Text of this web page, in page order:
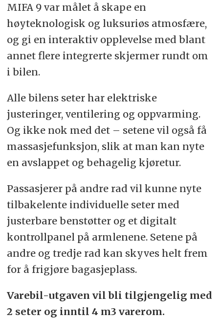
MIFA 9 var målet å skape en
høyteknologisk og luksuriøs atmosfære,
og gi en interaktiv opplevelse med blant
annet flere integrerte skjermer rundt om
i bilen.
Alle bilens seter har elektriske
justeringer, ventilering og oppvarming.
Og ikke nok med det – setene vil også få
massasjefunksjon, slik at man kan nyte
en avslappet og behagelig kjøretur.
Passasjerer på andre rad vil kunne nyte
tilbakelente individuelle seter med
justerbare benstøtter og et digitalt
kontrollpanel på armlenene. Setene på
andre og tredje rad kan skyves helt frem
for å frigjøre bagasjeplass.
Varebil-utgaven vil bli tilgjengelig med
2 seter og inntil 4 m3 varerom.